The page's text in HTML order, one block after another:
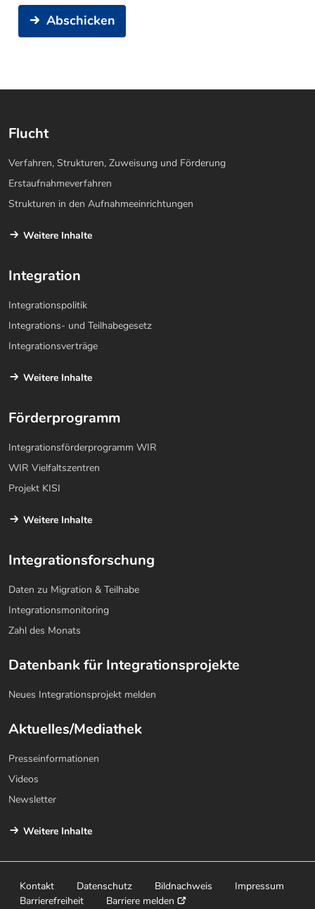
Abschicken
Flucht
Verfahren, Strukturen, Zuweisung und Förderung
Erstaufnahmeverfahren
Strukturen in den Aufnahmeeinrichtungen
Weitere Inhalte
Integration
Integrationspolitik
Integrations- und Teilhabegesetz
Integrationsverträge
Weitere Inhalte
Förderprogramm
Integrationsförderprogramm WIR
WIR Vielfaltszentren
Projekt KISI
Weitere Inhalte
Integrationsforschung
Daten zu Migration & Teilhabe
Integrationsmonitoring
Zahl des Monats
Datenbank für Integrationsprojekte
Neues Integrationsprojekt melden
Aktuelles/Mediathek
Presseinformationen
Videos
Newsletter
Weitere Inhalte
Kontakt Datenschutz Bildnachweis
Impressum
Barrierefreiheit
Barriere melden